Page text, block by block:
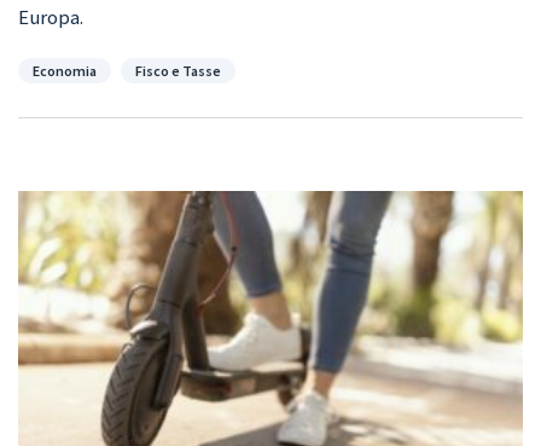
Europa.
Categorie
Economia Fisco e Tasse